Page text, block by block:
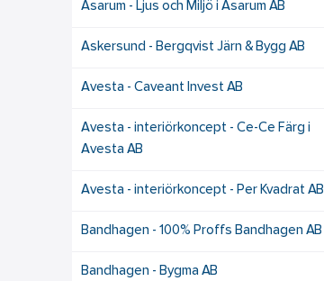
Asarum - Ljus och Miljö i Asarum AB
Askersund - Bergqvist Järn & Bygg AB
Avesta - Caveant Invest AB
Avesta - interiörkoncept - Ce-Ce Färg i
Avesta AB
Avesta - interiörkoncept - Per Kvadrat AB
Bandhagen - 100% Proffs Bandhagen AB
Bandhagen - Bygma AB